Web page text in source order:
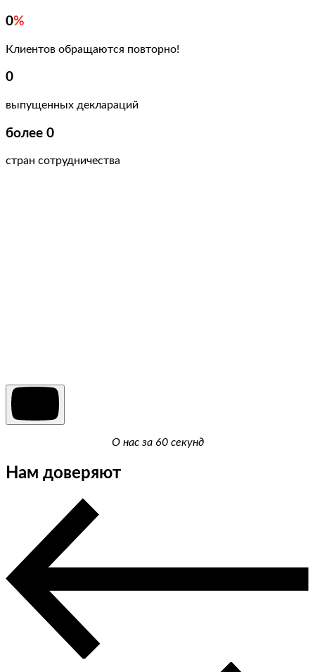
0%
Клиентов обращаются повторно!
0
выпущенных деклараций
более 0
стран сотрудничества
О нас за 60 секунд
Нам доверяют